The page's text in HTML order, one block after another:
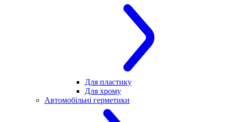
Для пластику
Для хрому
Автомобільні герметики